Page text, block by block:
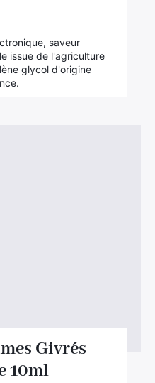
saveur
issue de l'agriculture
glycol d'origine
Givrés
10ml